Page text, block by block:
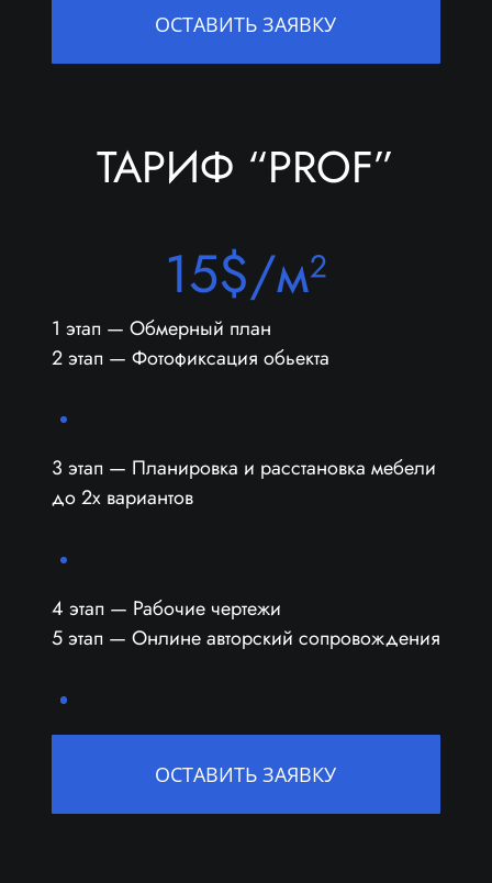
ОСТАВИТЬ ЗАЯВКУ
ТАРИФ “PROF”
15$/м²
1 этап — Обмерный план
2 этап — Фотофиксация обьекта
3 этап — Планировка и расстановка мебели
до 2х вариантов
4 этап — Рабочие чертежи
5 этап — Онлине авторский сопровождения
ОСТАВИТЬ ЗАЯВКУ